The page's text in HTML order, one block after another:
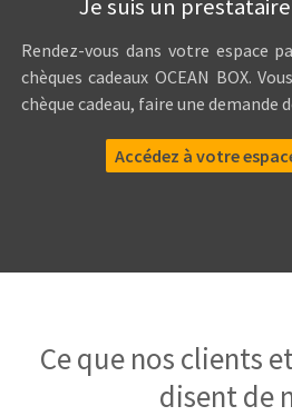
Je suis un prestataire
Rendez-vous dans votre espace
chèques cadeaux OCEAN BOX.
chèque cadeau, faire une demande
Accédez à votre
Ce que nos clients
disent de